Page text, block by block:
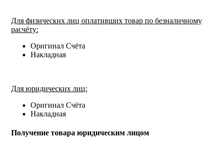
Для физических лиц оплативших товар по безналичному
расчёту:
Оригинал Счёта
Накладная
Для юридических лиц:
Оригинал Счёта
Накладная
Получение товара юридическим лицом